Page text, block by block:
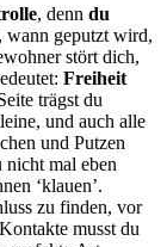
, denn du
wann geputzt wird,
stört dich,
Freiheit
trägst du
und auch alle
und Putzen
nicht mal eben
‘klauen’.
zu finden, vor
musst du